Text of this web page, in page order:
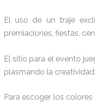
El uso de un traje
premiaciones, fiestas,
El sitio para el evento
plasmando la
Para escoger los